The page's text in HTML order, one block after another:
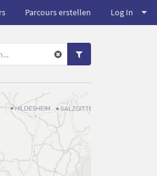
Parcours erstellen Log In